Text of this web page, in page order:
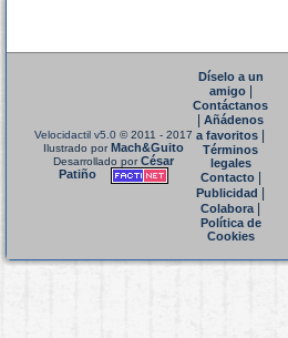
Velocidactil v5.0 © 2011 - 2017
Ilustrado porMach&Guito
Desarrollado porCésar
Patiño
Díselo a un
amigo|
Contáctanos
Añádenos
a favoritos
Términos
legales
Contacto|
Publicidad
Colabora|
Política de
Cookies